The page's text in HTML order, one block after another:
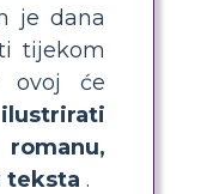
je dana
tijekom
ovoj će
ilustrirati
teksta .